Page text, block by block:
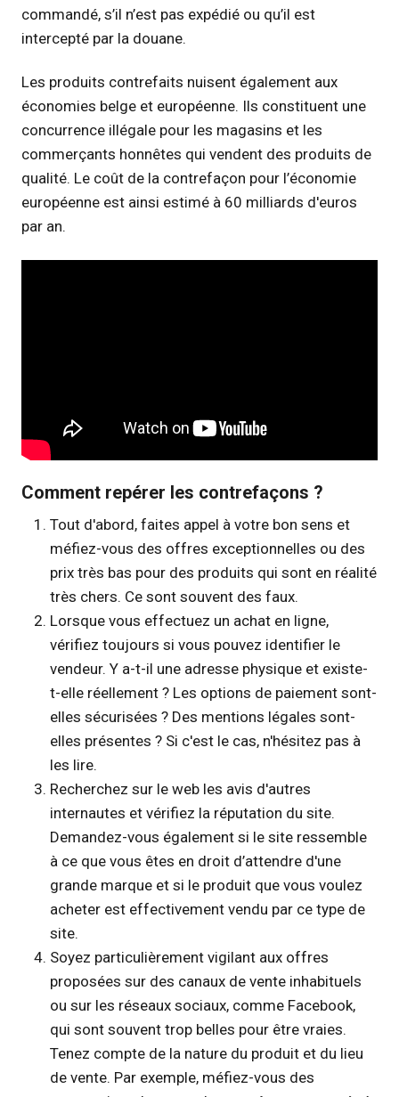
commandé, s’il n’est pas expédié ou qu’il est
intercepté par la douane.
Les produits contrefaits nuisent également aux
économies belge et européenne. Ils constituent une
concurrence illégale pour les magasins et les
commerçants honnêtes qui vendent des produits de
qualité. Le coût de la contrefaçon pour l’économie
européenne est ainsi estimé à 60 milliards d'euros
par an.
Comment repérer les contrefaçons ?
Tout d'abord, faites appel à votre bon sens et
méfiez-vous des offres exceptionnelles ou des
prix très bas pour des produits qui sont en réalité
très chers. Ce sont souvent des faux.
Lorsque vous effectuez un achat en ligne,
vérifiez toujours si vous pouvez identifier le
vendeur. Y a-t-il une adresse physique et existe-
t-elle réellement ? Les options de paiement sont-
elles sécurisées ? Des mentions légales sont-
elles présentes ? Si c'est le cas, n'hésitez pas à
les lire.
Recherchez sur le web les avis d'autres
internautes et vérifiez la réputation du site.
Demandez-vous également si le site ressemble
à ce que vous êtes en droit d’attendre d'une
grande marque et si le produit que vous voulez
acheter est effectivement vendu par ce type de
site.
Soyez particulièrement vigilant aux offres
proposées sur des canaux de vente inhabituels
ou sur les réseaux sociaux, comme Facebook,
qui sont souvent trop belles pour être vraies.
Tenez compte de la nature du produit et du lieu
de vente. Par exemple, méfiez-vous des